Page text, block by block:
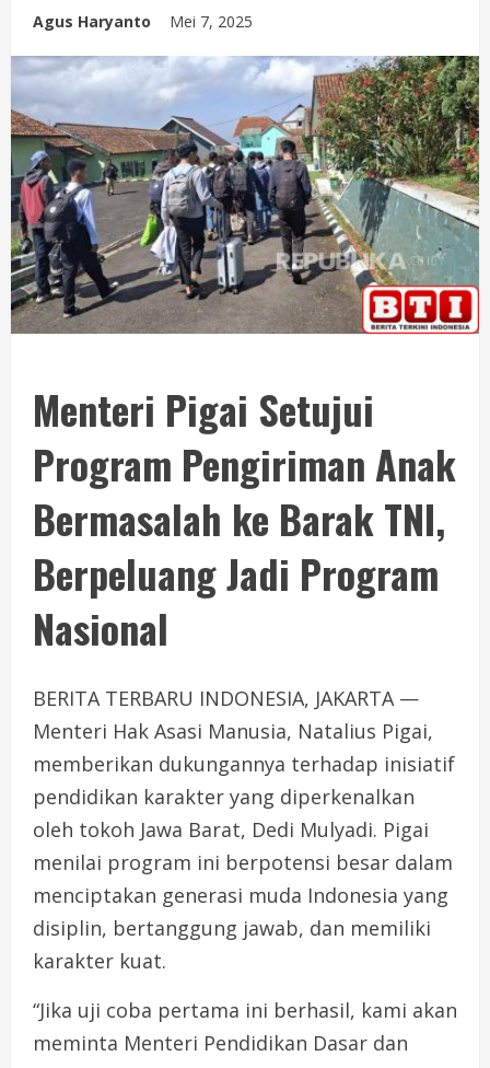
Agus Haryanto Mei 7, 2025
Menteri Pigai Setujui
Program Pengiriman Anak
Bermasalah ke Barak TNI,
Berpeluang Jadi Program
Nasional
BERITA TERBARU INDONESIA, JAKARTA —
Menteri Hak Asasi Manusia, Natalius Pigai,
memberikan dukungannya terhadap inisiatif
pendidikan karakter yang diperkenalkan
oleh tokoh Jawa Barat, Dedi Mulyadi. Pigai
menilai program ini berpotensi besar dalam
menciptakan generasi muda Indonesia yang
disiplin, bertanggung jawab, dan memiliki
karakter kuat.
“Jika uji coba pertama ini berhasil, kami akan
meminta Menteri Pendidikan Dasar dan